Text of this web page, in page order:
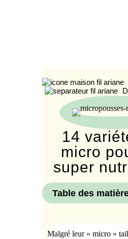
14
micro
super
Table des
Malgré leur « micro »